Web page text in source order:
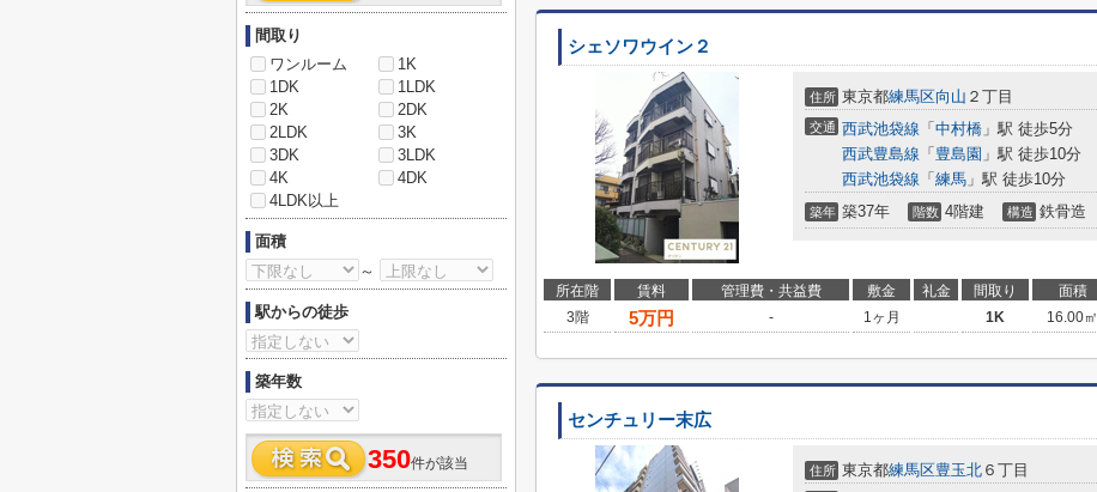
シェソワウイン２
住所 東京都練馬区向山 ２丁目
交通 西武池袋線 「 中村橋 」駅 徒歩5分
西武豊島線 「 豊島園 」駅 徒歩10分
西武池袋線 「 練馬 」駅 徒歩10分
築年 築37年 階数 4階建 構造 鉄骨造
所在階 賃料 管理費・共益費 敷金 礼金 間取り 面積
3階
5万円 - 1ヶ月 1K 16.00㎡
センチュリー末広
住所 東京都練馬区豊玉北 ６丁目
間取り
ワンルーム
1K
1DK
1LDK
2K
2DK
2LDK
3K
3DK
3LDK
4K
4DK
4LDK以上
面積
～
駅からの徒歩
築年数
350件が該当